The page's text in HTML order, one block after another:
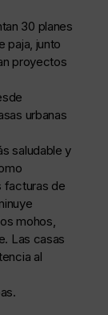
30 planes
paja, junto
proyectos
urbanas
saludable y
facturas de
mohos,
Las casas
al